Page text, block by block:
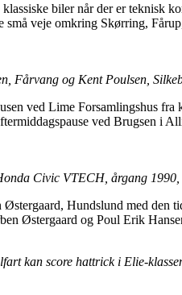
biler når der er teknisk
små veje omkring Skørring,
Fårvang og Kent Poulsen,
ved Lime Forsamlingshus
ved Brugsen i
Civic VTECH, årgang
Hundslund med
Østergaard og Poul Erik
kan score hattrick i Elie-